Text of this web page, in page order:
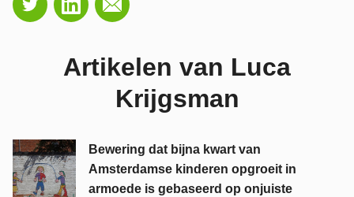
Artikelen van Luca
Krijgsman
Bewering dat bijna kwart van
Amsterdamse kinderen opgroeit in
armoede is gebaseerd op onjuiste